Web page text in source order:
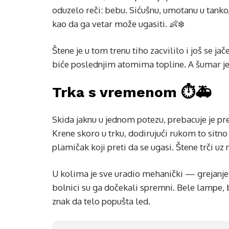
oduzelo reči: bebu. Sićušnu, umotanu u
kao da ga vetar može ugasiti. 👶❄️
Štene je u tom trenu tiho zacvililo i još se
biće poslednjim atomima topline. A šumar
Trka s vremenom ⏱️🚑
Skida jaknu u jednom potezu, prebacuje je
Krene skoro u trku, dodirujući rukom to
plamičak koji preti da se ugasi. Štene trči uz
U kolima je sve uradio mehanički —
bolnici su ga dočekali spremni. Bele
znak da telo popušta led.